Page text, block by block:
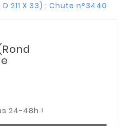
D 211 X 33) : Chute n°3440